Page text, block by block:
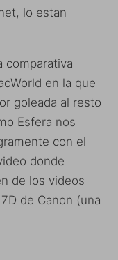
lo estan
comparativa
en la que
goleada al resto
Esfera nos
con el
donde
de los videos
de Canon (una